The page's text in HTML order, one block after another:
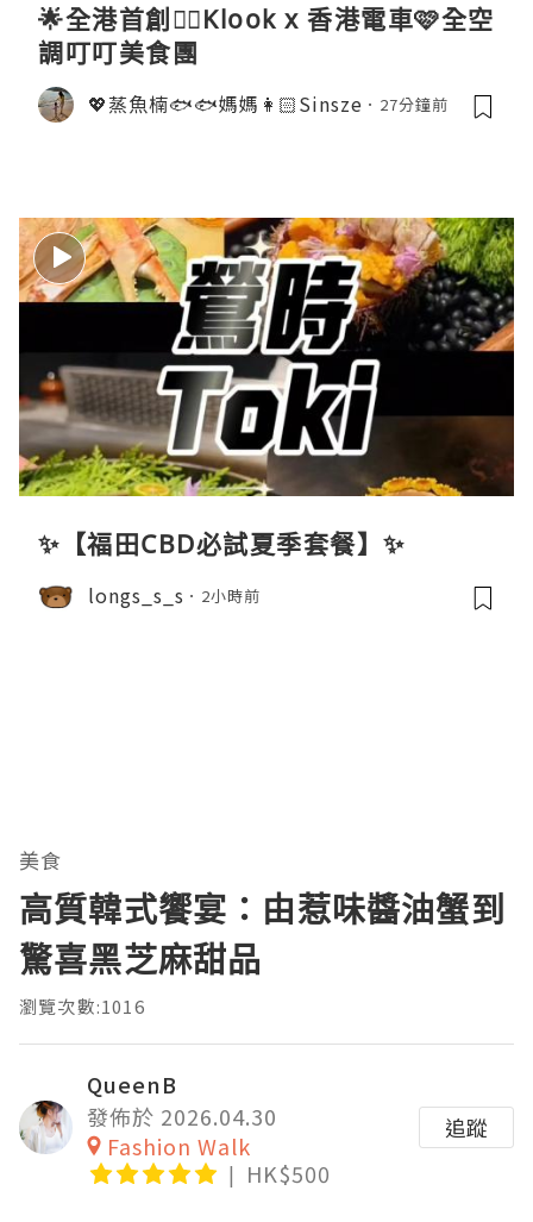
🌟全港首創☝🏻Klook x 香港電車🩷全空
調叮叮美食團
💖蒸魚楠🐟🐟媽媽👩🏻Sinsze 27分鐘前
✨【福田CBD必試夏季套餐】✨
longs_s_s 2小時前
美食
高質韓式饗宴：由惹味醬油蟹到
驚喜黑芝麻甜品
瀏覽次數:1016
QueenB
發佈於 2026.04.30
Fashion Walk
HK$500
追蹤